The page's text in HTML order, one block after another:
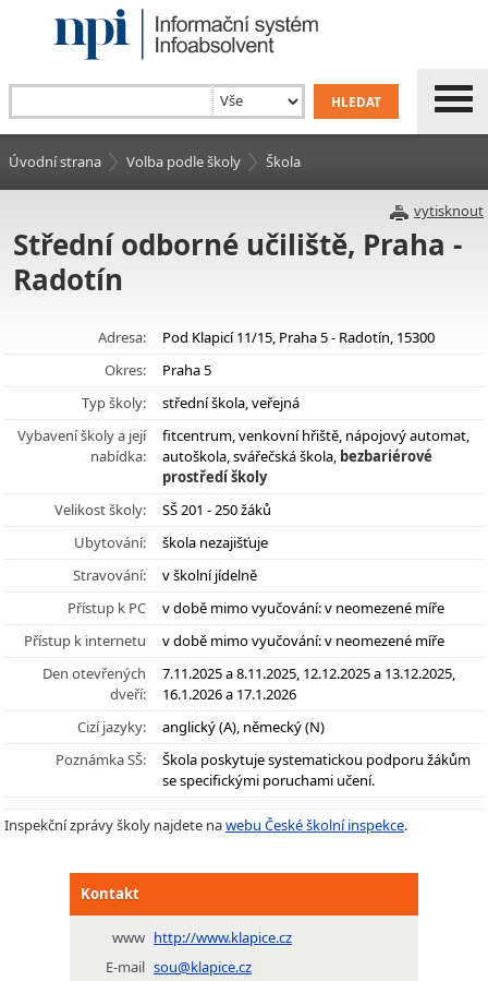
Úvodní strana Volba podle školy Škola
vytisknout
Střední odborné učiliště, Praha -
Radotín
Adresa:
Pod Klapicí 11/15, Praha 5 - Radotín, 15300
Okres:
Praha 5
Typ školy:
střední škola, veřejná
Vybavení školy a její
nabídka:
fitcentrum, venkovní hřiště, nápojový automat,
autoškola, svářečská škola, bezbariérové
prostředí školy
Velikost školy:
SŠ 201 - 250 žáků
Ubytování:
škola nezajišťuje
Stravování:
v školní jídelně
Přístup k PC
v době mimo vyučování: v neomezené míře
Přístup k internetu
v době mimo vyučování: v neomezené míře
Den otevřených
dveří:
7.11.2025 a 8.11.2025, 12.12.2025 a 13.12.2025,
16.1.2026 a 17.1.2026
Cizí jazyky:
anglický (A), německý (N)
Poznámka SŠ:
Škola poskytuje systematickou podporu žákům
se specifickými poruchami učení.
Inspekční zprávy školy najdete nawebu České školní inspekce.
Kontakt
www http://www.klapice.cz
E-mail sou@klapice.cz